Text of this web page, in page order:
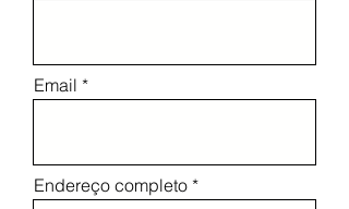
Email
Endereço completo